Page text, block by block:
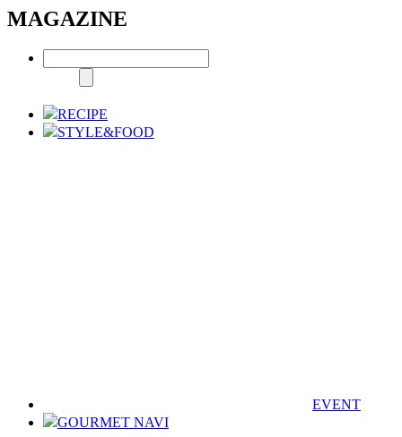
MAGAZINE
RECIPE
STYLE&FOOD
EVENT
GOURMET NAVI